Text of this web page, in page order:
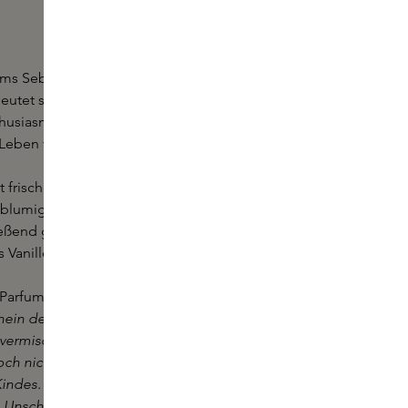
Seba von TOLA Perfumery stammt aus dem
so viel wie Jugendlichkeit und die
und die Leichtigkeit der Kindheit, mit
vor dem Erwachsensein erlebt.
Noten von Anis, Veilchenblatt und
Herz aus Orris, Gardenie und Heliotrop
gehen die sinnlichen Noten in eine
Vanille, Moschus und Amber über.
des Morgenlichts ist mit den Klängen der
Die Tautropfen auf den Gardenien und
nicht verdunstet, sie sind stumme Zeugen der
Ein neues Leben, ein neuer Anfang und